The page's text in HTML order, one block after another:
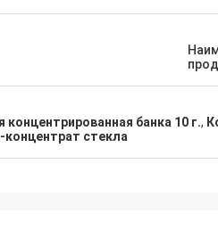
концентрированная банка 10 г.,
стекла